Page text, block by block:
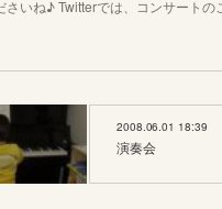
いね♪ Twitterでは、コンサートの
2008.06.01 18:39
演奏会